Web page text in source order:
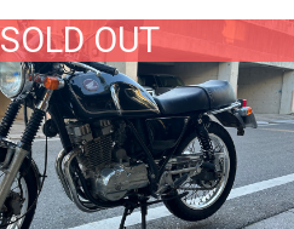
SOLD OUT